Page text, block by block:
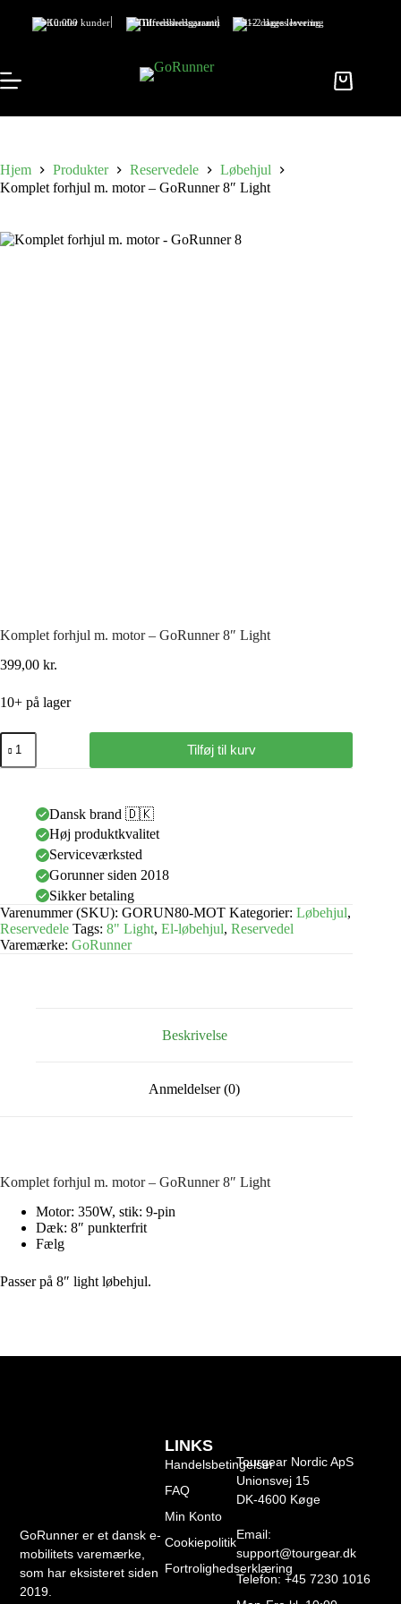
+10.000 kunder Tilfredshedsgaranti 1-2 dages levering
Hjem Produkter Reservedele
Løbehjul
Komplet forhjul m. motor – GoRunner 8″ Light
Komplet forhjul m. motor – GoRunner 8″ Light
399,00 kr.
10+ på lager
Tilføj til kurv
Dansk brand 🇩🇰
Høj produktkvalitet
Serviceværksted
Gorunner siden 2018
Sikker betaling
Varenummer (SKU): GORUN80-MOT Kategorier: Løbehjul,
Reservedele Tags: 8" Light, El-løbehjul, Reservedel
Varemærke: GoRunner
Beskrivelse
Anmeldelser (0)
Komplet forhjul m. motor – GoRunner 8″ Light
Motor: 350W, stik: 9-pin
Dæk: 8″ punkterfrit
Fælg
Passer på 8″ light løbehjul.
GoRunner er et dansk e-
mobilitets varemærke,
som har eksisteret siden
2019.
LINKS
Handelsbetingelser
FAQ
Min Konto
Cookiepolitik
Fortrolighedserklæring
Tourgear Nordic ApS
Unionsvej 15
DK-4600 Køge
Email:
support@tourgear.dk
Telefon: +45 7230 1016